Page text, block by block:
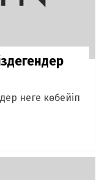
неге көбейіп